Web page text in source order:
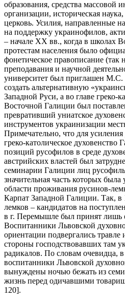
образования, средства
организации, историческая
церковь. Усилия, направленные
на поддержку украинофилов,
– начале XX вв., когда в школах
протестам населения было
фонетическое правописание (так
преподавания и научной
университет был приглашен
создать альтернативную
Западной Руси, а во главе греко-
Восточной Галиции был
превративший униатское
инструментов украинизации
Примечательно, что для
греко-католическое духовенство
позиций русофилов в среде
австрийских властей был
семинарии Галиции лиц
значительная часть которых
области проживания русинов-
Карпат Западной Галиции. Так, в
лемков – кандидатов на
в г. Перемышле был принят лишь
Воспитанники Львовской
ориентации подвергались травле
стороны господствовавших там
радикалов. По словам очевидца, в
воспитанники Львовской
вынуждены ночью бежать из
жизнь перед одичавшими
120].